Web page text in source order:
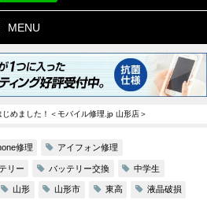
MENU
じめました！＜モバイル修理.jp 山形店＞
修理 アイフォン修理
リー バッテリー交換 中学生
山形 山形市 東高 液晶破損